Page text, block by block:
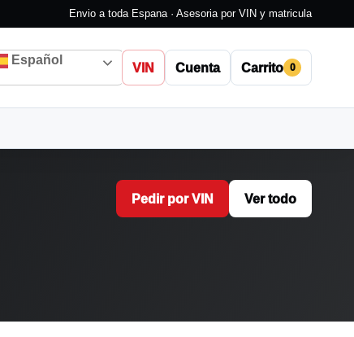
Envio a toda Espana · Asesoria por VIN y matricula
Español
VIN Cuenta Carrito 0
Pedir por VIN Ver todo